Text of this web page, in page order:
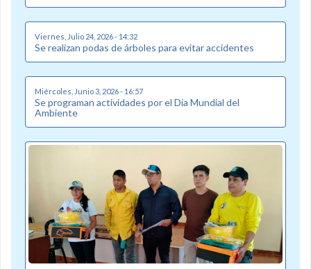
Viernes, Julio 24, 2026 - 14:32
Se realizan podas de árboles para evitar accidentes
Miércoles, Junio 3, 2026 - 16:57
Se programan actividades por el Día Mundial del
Ambiente